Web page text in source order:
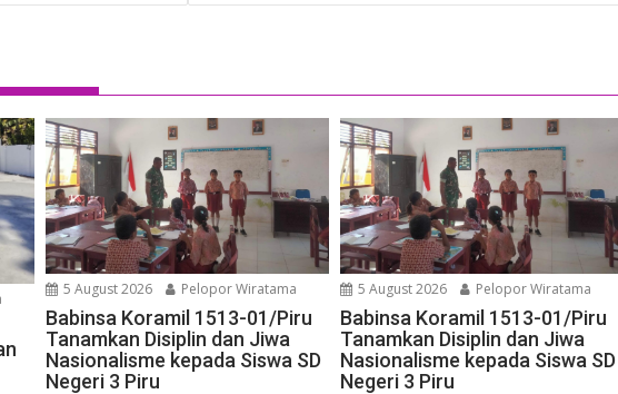
5 August 2026 Pelopor Wiratama
Babinsa Koramil 1513-01/Piru
Tanamkan Disiplin dan Jiwa
Nasionalisme kepada Siswa SD
Negeri 3 Piru
5 August 2026 Pelopor Wiratama
Babinsa Koramil 1513-01/Piru
Tanamkan Disiplin dan Jiwa
Nasionalisme kepada Siswa SD
Negeri 3 Piru